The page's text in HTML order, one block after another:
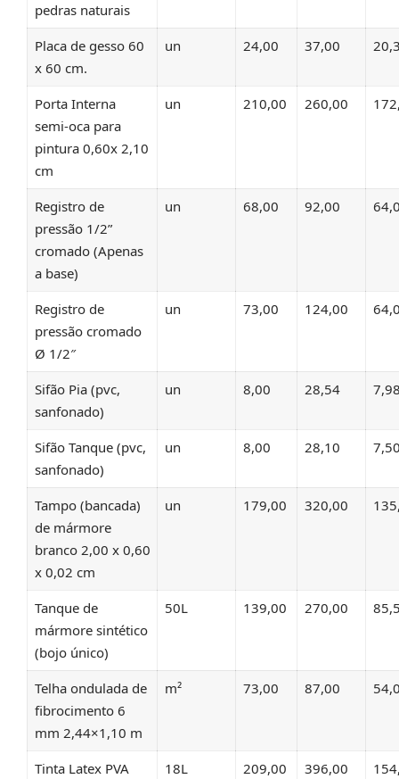
pedras naturais
Placa de gesso 60
x 60 cm.
un 24,00 37,00
Porta Interna
semi-oca para
pintura 0,60x 2,10
cm
un 210,00 260,00
Registro de
pressão 1/2”
cromado (Apenas
a base)
un 68,00 92,00
Registro de
pressão cromado
Ø 1/2″
un 73,00 124,00
Sifão Pia (pvc,
sanfonado)
un 8,00 28,54
Sifão Tanque (pvc,
sanfonado)
un 8,00 28,10
Tampo (bancada)
de mármore
branco 2,00 x 0,60
x 0,02 cm
un 179,00 320,00
Tanque de
mármore sintético
(bojo único)
50L 139,00 270,00
Telha ondulada de
fibrocimento 6
mm 2,44×1,10 m
m² 73,00 87,00
Tinta Latex PVA 18L 209,00 396,00